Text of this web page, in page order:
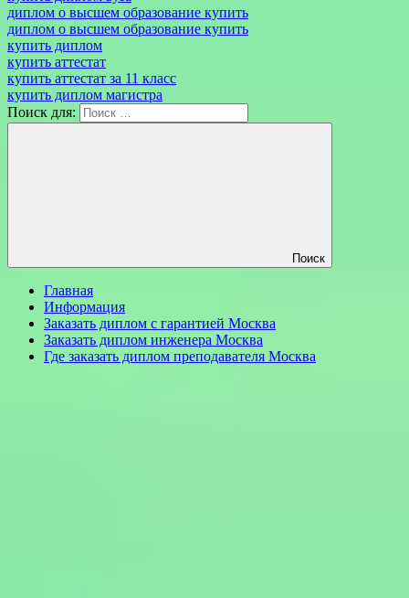
диплом о высшем образование купить
диплом о высшем образование купить
купить диплом
купить аттестат
купить аттестат за 11 класс
купить диплом магистра
Поиск для:
Поиск
Главная
Информация
Заказать диплом с гарантией Москва
Заказать диплом инженера Москва
Где заказать диплом преподавателя Москва